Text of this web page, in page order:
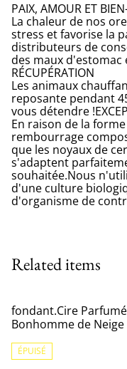
PAIX, AMOUR ET
La chaleur de nos
stress et favorise la
distributeurs de
des maux d'estomac
RÉCUPÉRATION
Les animaux
reposante pendant
vous détendre
En raison de la
rembourrage
que les noyaux de
s'adaptent
souhaitée.Nous
d'une culture
d'organisme de
Related items
fondant.Cire
Bonhomme de Neige
ÉPUISÉ